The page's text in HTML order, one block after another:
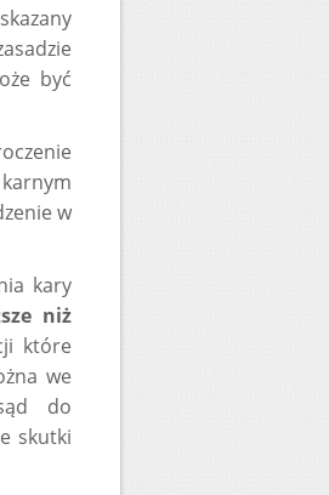
być
w
kary
niż
które
we
do
skutki